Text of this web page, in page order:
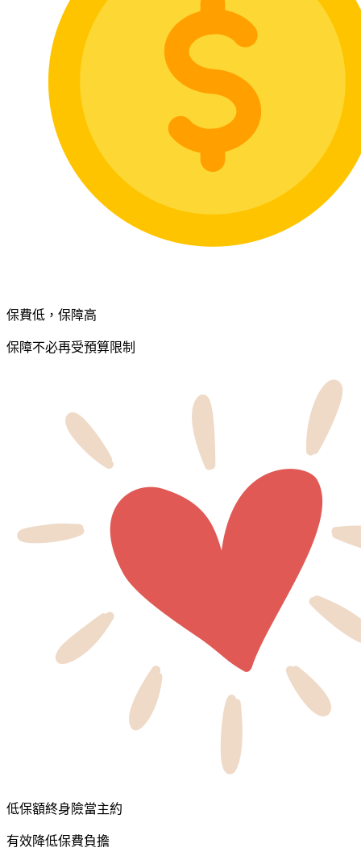
保費低，保障高
保障不必再受預算限制
低保額終身險當主約
有效降低保費負擔